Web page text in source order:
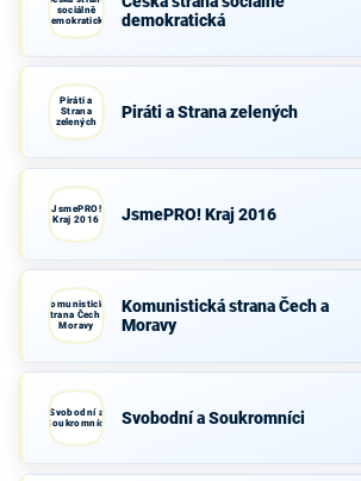
sociálně
demokratická
demokratická
Piráti a
Strana
zelených
Piráti a Strana zelených
JsmePRO!
Kraj 2016
JsmePRO! Kraj 2016
Komunistická
strana Čech a
Moravy
Komunistická strana Čech a
Moravy
Svobodní a
Soukromníci
Svobodní a Soukromníci